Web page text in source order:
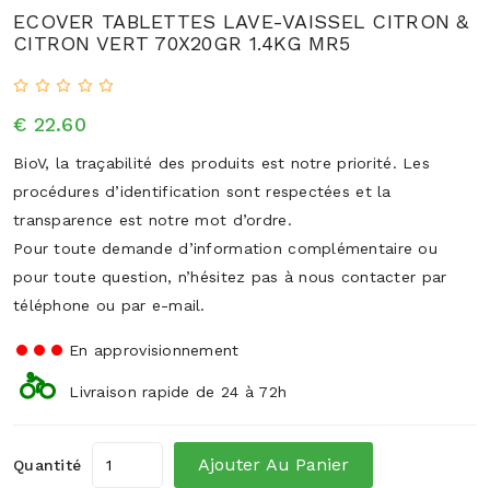
ECOVER TABLETTES LAVE-VAISSEL CITRON &
CITRON VERT 70X20GR 1.4KG MR5
€ 22.60
BioV, la traçabilité des produits est notre priorité. Les
procédures d’identification sont respectées et la
transparence est notre mot d’ordre.
Pour toute demande d’information complémentaire ou
pour toute question, n’hésitez pas à nous contacter par
téléphone ou par e-mail.
En approvisionnement
Livraison rapide de 24 à 72h
Quantité Ajouter Au Panier